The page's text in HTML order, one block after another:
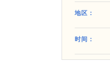
地区：
时间：